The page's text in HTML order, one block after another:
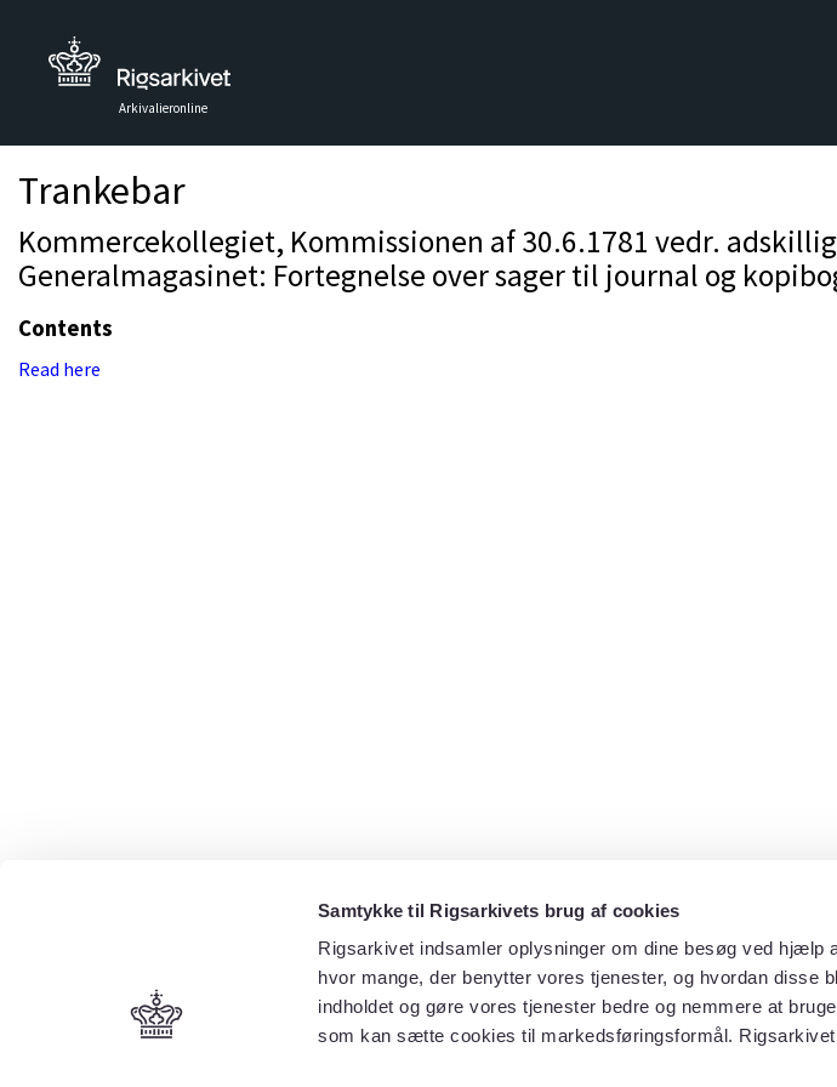
Samtykke til Rigsarkivets brug af cookies
Rigsarkivet indsamler oplysninger om dine besøg ved hjælp
hvor mange, der benytter vores tjenester, og hvordan disse
indholdet og gøre vores tjenester bedre og nemmere at
som kan sætte cookies til markedsføringsformål.
Arkivalieronline
Trankebar
Kommercekollegiet, Kommissionen af 30.6.1781 vedr.
Generalmagasinet: Fortegnelse over sager til journal og
Contents
Read here